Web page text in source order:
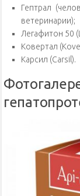
Гептрал
ветеринарии);
Легафитон 50
Ковертал
Карсил (Carsil).